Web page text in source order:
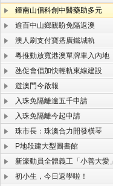
鍾南山倡科創中醫藥助多元
逾百中山鄉親盼免隔返澳
澳人刷支付寶搭廣鐵城軌
粵推動放寬港澳單牌車入內地
氹促會倡加快輕軌東線建設
遊澳門今啟報
入珠免隔離逾五千申請
入珠免隔離今起申請
珠市長：珠澳合力開發橫琴
P地段建大型圖書館
新濠動員全體義工「小善大愛」
初小生，今日返學啦！